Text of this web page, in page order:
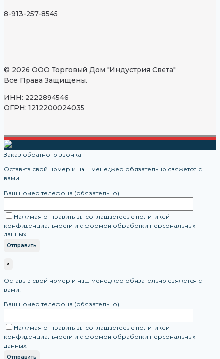
8-913-257-8545
© 2026 ООО Торговый Дом "Индустрия Света"
Все Права Защищены.
ИНН: 2222894546
ОГРН: 1212200024035
Заказ обратного звонка
Оставьте свой номер и наш менеджер обязательно свяжется с
вами!
Ваш номер телефона (обязательно)
Нажимая отправить вы соглашаетесь с политикой
конфиденциальности и с формой обработки персональных
данных.
×
Оставьте свой номер и наш менеджер обязательно свяжется с
вами!
Ваш номер телефона (обязательно)
Нажимая отправить вы соглашаетесь с политикой
конфиденциальности и с формой обработки персональных
данных.